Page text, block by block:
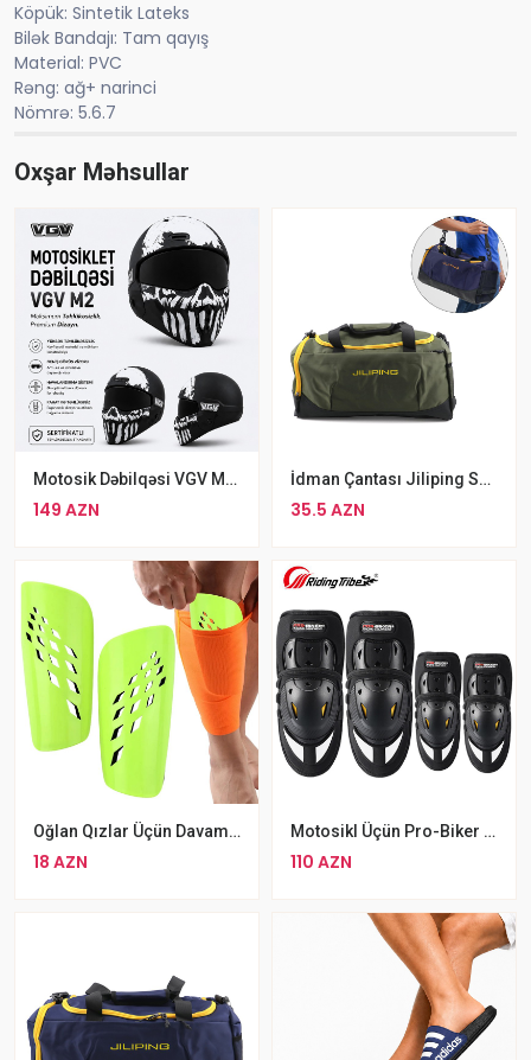
Köpük: Sintetik Lateks
Bilək Bandajı: Tam qayış
Material: PVC
Rəng: ağ+ narinci
Nömrə: 5.6.7
Oxşar Məhsullar
Motosik Dəbilqəsi VGV M2, One Size, Qara
149 AZN
İdman Çantası Jiliping Suya Davamlı Çanta Sport Yaşıl
35.5 AZN
Oğlan Qızlar Üçün Davamlı Futbol Dizliyi Sarı Rengli Qoruyucu Şitqi
18 AZN
Motosikl Üçün Pro-Biker HX-P37 2 Cüt Qoruyucu Dəst Dizlik
110 AZN